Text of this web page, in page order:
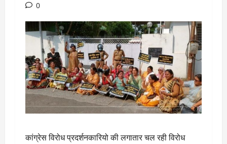
0
कांग्रेस विरोध प्रदर्शनकारियो की लगातार चल रही विरोध